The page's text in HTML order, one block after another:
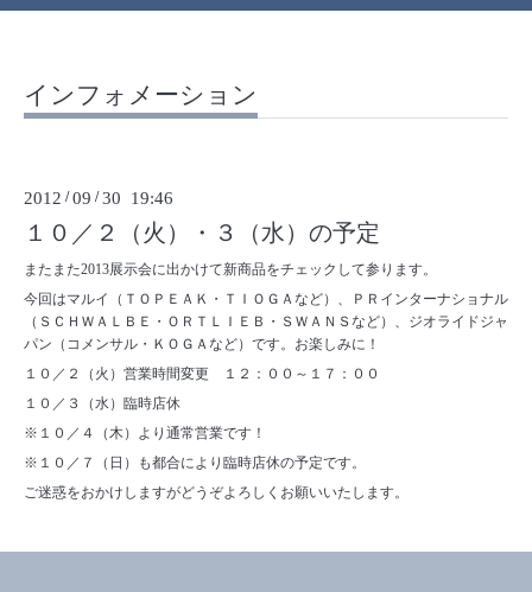
インフォメーション
2012 /09 /30 19:46
１０／２（火）・３（水）の予定
またまた2013展示会に出かけて新商品をチェックして参ります。
今回はマルイ（ＴＯＰＥＡＫ・ＴＩＯＧＡなど）、ＰＲインターナショナル
（ＳＣＨＷＡＬＢＥ・ＯＲＴＬＩＥＢ・ＳＷＡＮＳなど）、ジオライドジャ
パン（コメンサル・ＫＯＧＡなど）です。お楽しみに！
１０／２（火）営業時間変更 １２：００～１７：００
１０／３（水）臨時店休
※１０／４（木）より通常営業です！
※１０／７（日）も都合により臨時店休の予定です。
ご迷惑をおかけしますがどうぞよろしくお願いいたします。